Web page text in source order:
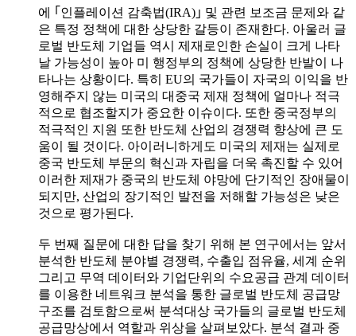
에 ｢인플레이션 감축법(IRA)｣ 및 관련 보조금 문제와 같
은 특정 정책에 대한 상당한 갈등이 존재한다. 아울러 글
로벌 반도체 기업들 역시 제재로인한 손실이 크게 나타
날 가능성이 높아 미 행정부의 정책에 상당한 반발이 나
타나는 상황이다. 특히 EU의 국가들이 자국의 이익을 반
영해주지 않는 미국의 대중국 제재 정책에 얼마나 적극
적으로 협조할지가 중요한 이슈이다. 또한 중국정부의
적극적인 지원 또한 반도체 산업의 경쟁력 향상에 큰 도
움이 될 것이다. 아이러니하게도 미국의 제재는 실제로
중국 반도체 부문의 혁신과 자립을 더욱 촉진할 수 있어
이러한 제재가 중국의 반도체 야망에 단기적인 장애물이
되지만, 산업의 장기적인 발전을 저해할 가능성은 낮은
것으로 평가된다.
두 번째 질문에 대한 답을 찾기 위해 본 연구에서는 앞서
분석한 반도체 분야별 경쟁력, 수출입 점유율, 세계 순위
그리고 무역 데이터와 기업단위의 수요공급 관계 데이터
를 이용한 네트워크 분석을 통한 글로벌 반도체 공급망
구조를 검토함으로써 분석대상 국가들의 글로벌 반도체
공급망상에서 역할과 위상을 살펴보았다. 분석 결과 중